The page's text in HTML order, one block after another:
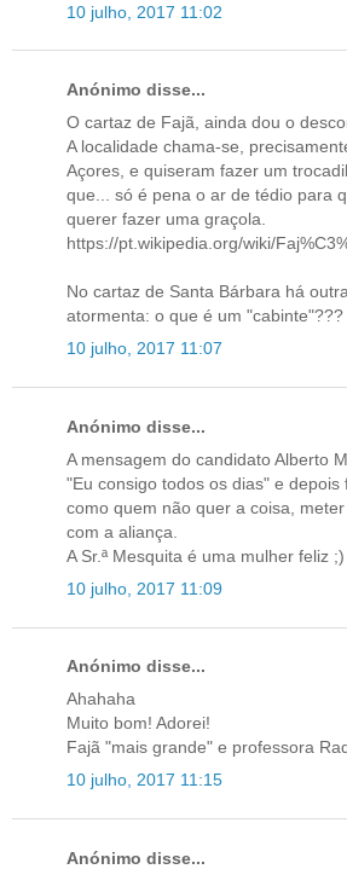
10 julho, 2017 11:02
Anónimo disse...
O cartaz de Fajã, ainda dou o
A localidade chama-se,
Açores, e quiseram fazer um
que... só é pena o ar de tédio para
querer fazer uma graçola.
https://pt.wikipedia.org/wiki/
No cartaz de Santa Bárbara há
atormenta: o que é um "cabinte"???
10 julho, 2017 11:07
Anónimo disse...
A mensagem do candidato Alberto
"Eu consigo todos os dias" e depois
como quem não quer a coisa,
com a aliança.
A Sr.ª Mesquita é uma mulher feliz ;)
10 julho, 2017 11:09
Anónimo disse...
Ahahaha
Muito bom! Adorei!
Fajã "mais grande" e professora
10 julho, 2017 11:15
Anónimo disse...